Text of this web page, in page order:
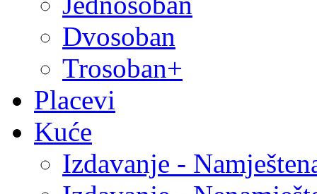
Dvosoban
Trosoban+
Placevi
Kuće
Izdavanje -